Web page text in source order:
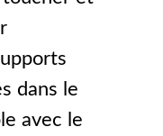
dans le
avec le